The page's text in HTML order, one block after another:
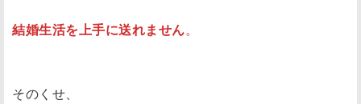
結婚生活を上手に送れません。
そのくせ、